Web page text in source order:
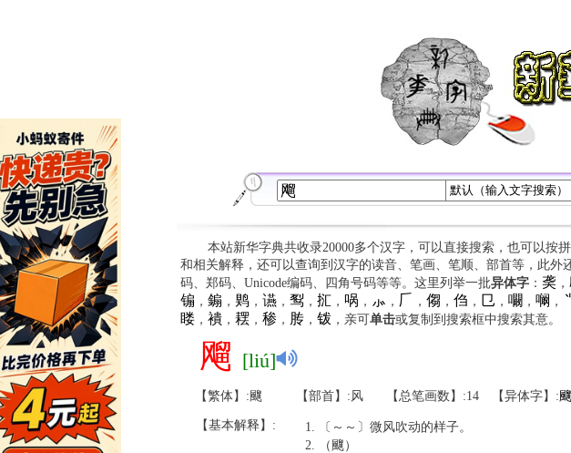
本站新华字典共收录20000多个汉字，可以直接搜索，也可以按
和相关解释，还可以查询到汉字的读音、笔画、笔顺、部首等，此
码、郑码、Unicode编码、四角号码等等。这里列举一批异体字： 䶮 ，
䦂 ， 䥇 ， 䴗， 䜩， 䴕， 㧟 ， 㖞 ， ⺗ ， 𠂆 ， 㑳 ， 㑇 ， 㔾 ， 㘚 ， 㘎 ，
䁖， 䙡， 䎬 ， 䅟， 䏝， 䥽，亲可单击或复制到搜索框中搜索其意。
飗 [liú]
【繁体】:飀 【部首】:风 【总笔画数】:14 【异体字】: 飀
【基本解释】:
〔～～〕微风吹动的样子。
（飀）